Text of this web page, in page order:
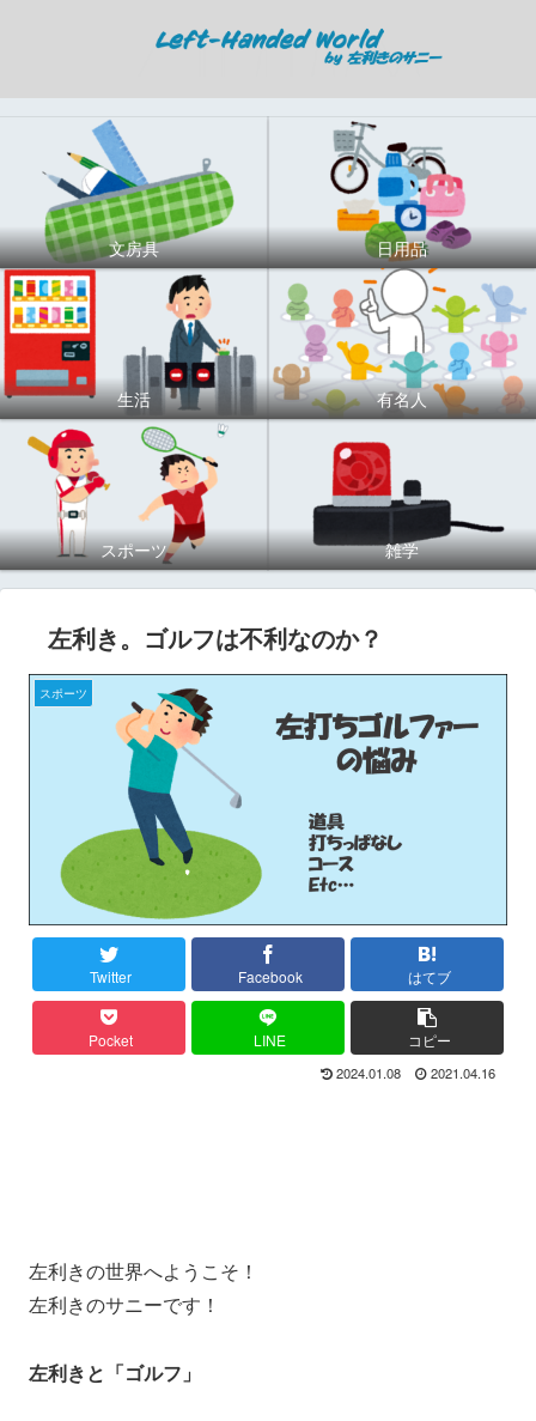
文房具 日用品
生活 有名人
スポーツ 雑学
左利き。ゴルフは不利なのか？
スポーツ
Twitter Facebook はてブ
Pocket LINE コピー
2024.01.08 2021.04.16
左利きの世界へようこそ！
左利きのサニーです！
左利きと「ゴルフ」